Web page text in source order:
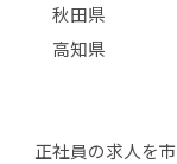
秋田県
高知県
正社員の求人を